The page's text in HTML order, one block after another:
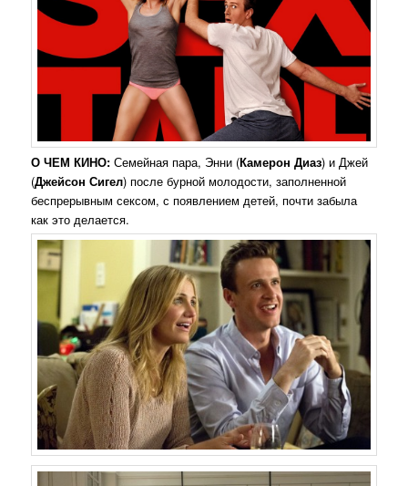
О ЧЕМ КИНО: Семейная пара, Энни (Камерон Диаз) и Джей
(Джейсон Сигел) после бурной молодости, заполненной
беспрерывным сексом, с появлением детей, почти забыла
как это делается.